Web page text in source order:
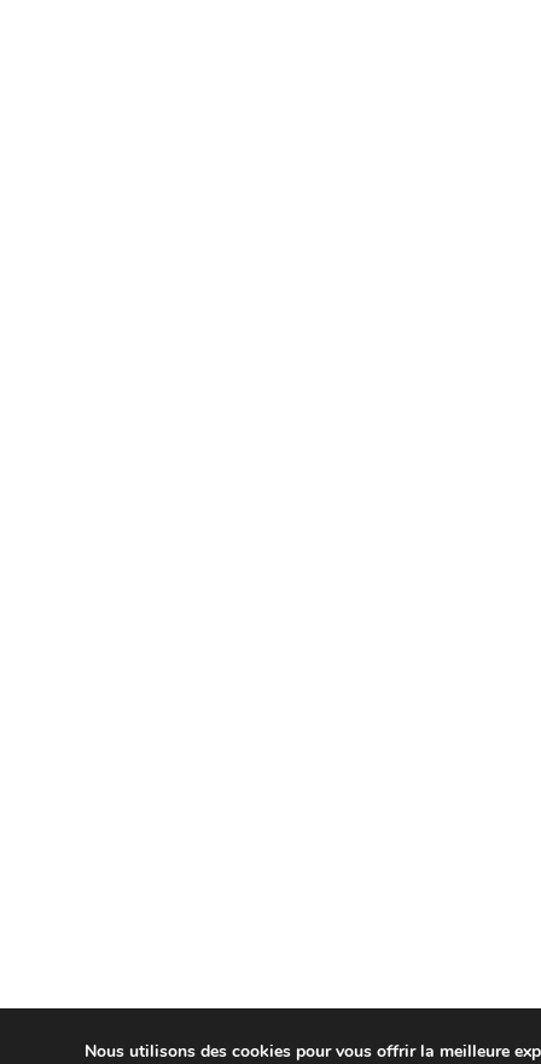
Nous utilisons des cookies pour vous offrir la meilleure